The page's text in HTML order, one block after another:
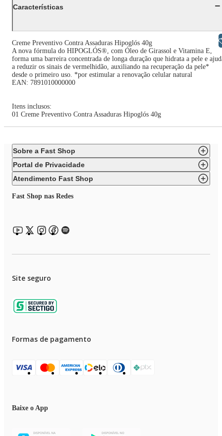
Características
Creme Preventivo Contra Assaduras Hipoglós 40g
A nova fórmula do HIPOGLÓS®, com Óleo de Girassol e Vitamina E,
forma uma barreira concentrada de longa duração que hidrata a pele e
a reduzir os sinais de vermelhidão, auxiliando na recuperação da pele*
desde o primeiro uso. *por estimular a renovação celular natural
EAN: 7891010000000
Itens inclusos:
01 Creme Preventivo Contra Assaduras Hipoglós 40g
Sobre a Fast Shop
Portal de Privacidade
Atendimento Fast Shop
Fast Shop nas Redes
Site seguro
Formas de pagamento
Baixe o App